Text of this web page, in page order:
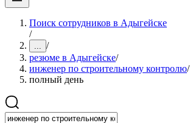
Поиск сотрудников в Адыгейске
/
... /
резюме в Адыгейске/
инженер по строительному контролю/
полный день